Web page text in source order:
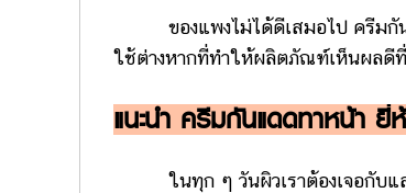
ของแพงไม่ได้ดีเสมอไป ครีมกันแ
ใช้ต่างหากที่ทำให้ผลิตภัณฑ์เห็นผลดี
แนะนำ ครีมกันแดดทาหน้า ยี่
ในทุก ๆ วันผิวเราต้องเจอกับแสง